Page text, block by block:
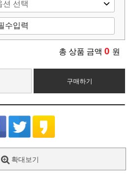
총 상품 금액 0 원
구매하기
확대보기